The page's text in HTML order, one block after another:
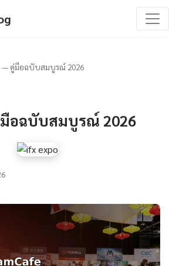
— คู่มือฉบับสมบูรณ์ 2026
อฉบับสมบูรณ์ 2026